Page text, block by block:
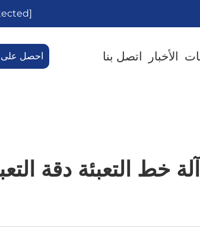
[email protected]
الأخبار اتصل بنا احصل
خط التعبئة دقة